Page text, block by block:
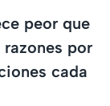
peor que
por
cada